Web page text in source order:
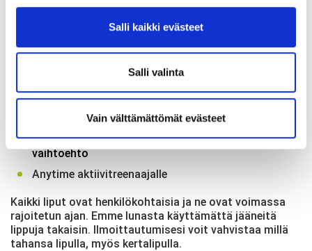
Salli kaikki evästeet
Salli valinta
Vain välttämättömät evästeet
Lippuja voi ostaaverkkokaupastaja tanssikoulun
vastaanotosta Helsingin Sörnäisistä ja Espoon
. Lippuja voi ostaa vasta
jälkeen. Tunti on maksettava ennen tunnille menoa.
Valitse lipputyyppi oman käytön mukaan:
Kertalippu kokeilijalle ja satunnaiselle kävijälle
Sarjalippu yhdellä tai useammalla tunnilla käyvälle
Kausimaksu on tiettyyn tuntiin sitoutuvalle edullisin
vaihtoehto
Anytime aktiivitreenaajalle
Kaikki liput ovat henkilökohtaisia ja ne ovat voimassa
rajoitetun ajan. Emme lunasta käyttämättä jääneitä
lippuja takaisin. Ilmoittautumisesi voit vahvistaa millä
tahansa lipulla, myös kertalipulla.